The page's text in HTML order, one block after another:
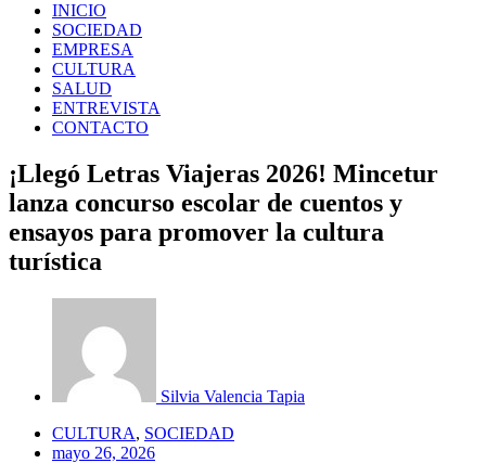
INICIO
SOCIEDAD
EMPRESA
CULTURA
SALUD
ENTREVISTA
CONTACTO
¡Llegó Letras Viajeras 2026! Mincetur
lanza concurso escolar de cuentos y
ensayos para promover la cultura
turística
Silvia Valencia Tapia
CULTURA, SOCIEDAD
mayo 26, 2026